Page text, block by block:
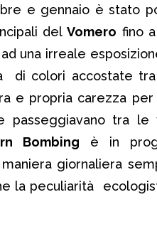
e gennaio è stato
delVomero fino a
una irreale
di colori accostate
e propria carezza
passeggiavano tra le
Bombing è in
giornaliera
la peculiarità